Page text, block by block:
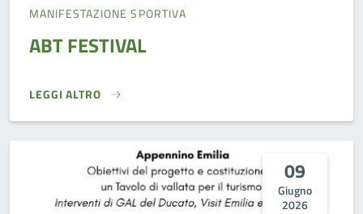
MANIFESTAZIONE SPORTIVA
ABT FESTIVAL
LEGGI ALTRO
ABT FESTIVAL }
09
Giugno
2026